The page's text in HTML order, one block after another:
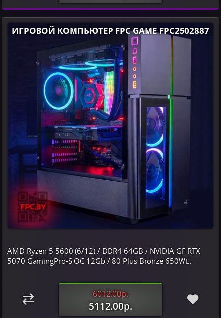
ИГРОВОЙ КОМПЬЮТЕР FPC GAME FPC2502887
AMD Ryzen 5 5600 (6/12) / DDR4 64GB / NVIDIA GF RTX
5070 GamingPro-S OC 12Gb / 80 Plus Bronze 650Wt..
6012.00р.
5112.00р.